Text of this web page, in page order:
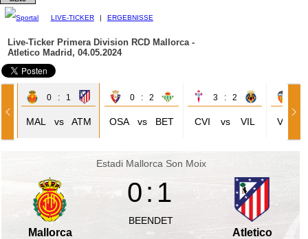
LIVE-TICKER | ERGEBNISSE
Live-Ticker Primera Division RCD Mallorca -
Atletico Madrid, 04.05.2024
0 : 1
MAL vs ATM
0 : 2
OSA vs BET
3 : 2
CVI vs VIL VAL
Estadi Mallorca Son Moix
Mallorca
0:1
BEENDET
Atletico